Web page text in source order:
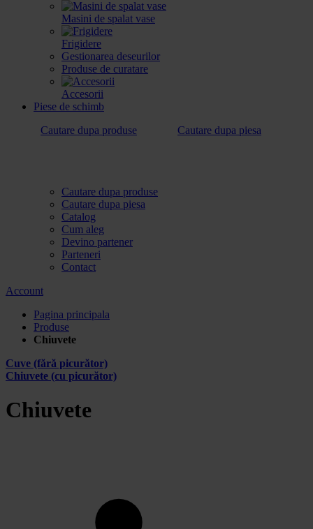
Masini de spalat vase
Frigidere
Gestionarea deseurilor
Produse de curatare
Accesorii
Piese de schimb
Cautare dupa produse
Cautare dupa piesa
Cautare dupa produse
Cautare dupa piesa
Catalog
Cum aleg
Devino partener
Parteneri
Contact
Account
Pagina principala
Produse
Chiuvete
Cuve (fără picurător)
Chiuvete (cu picurător)
Chiuvete